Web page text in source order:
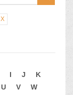
X
I J
K
U V
W